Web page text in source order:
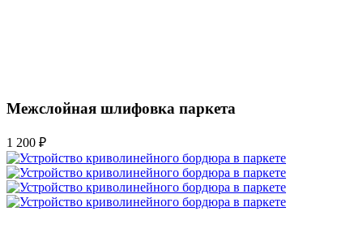
Межслойная шлифовка паркета
1 200 ₽